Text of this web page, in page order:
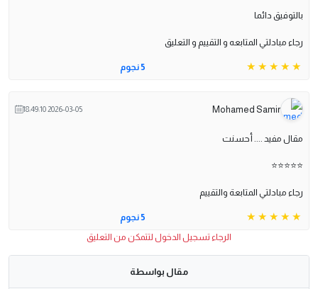
بالتوفيق دائما
رجاء مبادلتي المتابعه و التقييم و التعليق
5 نجوم
Mohamed Samir
2026-03-05 18:49:10
مقال مفيد .... أحسنت
⭐️⭐️⭐️⭐️⭐️
رجاء مبادلتي المتابعة والتقييم
5 نجوم
الرجاء تسجيل الدخول لتتمكن من التعليق
مقال بواسطة